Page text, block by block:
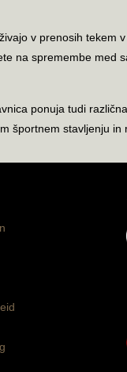
v prenosih tekem
na spremembe med
ponuja tudi
športnem stavljenju in